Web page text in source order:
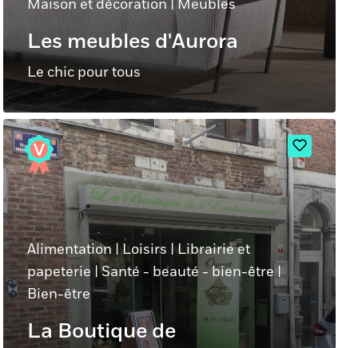
Maison et décoration| Meubles
Les meubles d'Aurora
Le chic pour tous
Alimentation|Loisirs | Librairie et
papeterie |Santé - beauté - bien-être|
Bien-être
La Boutique de